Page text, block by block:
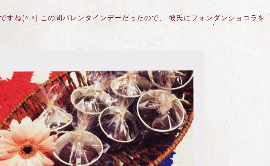
すね(^.^) この間バレンタインデーだったので、 彼氏にフォンダンショコラを